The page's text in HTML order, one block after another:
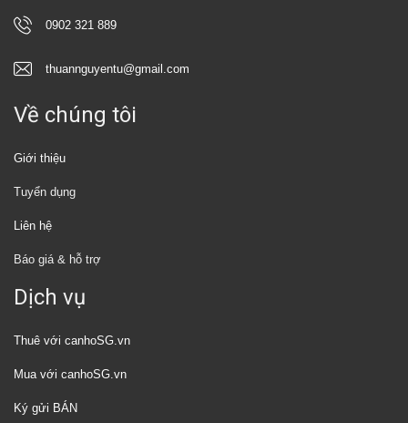
0902 321 889
thuannguyentu@gmail.com
Về chúng tôi
Giới thiệu
Tuyển dụng
Liên hệ
Báo giá & hỗ trợ
Dịch vụ
Thuê với canhoSG.vn
Mua với canhoSG.vn
Ký gửi BÁN